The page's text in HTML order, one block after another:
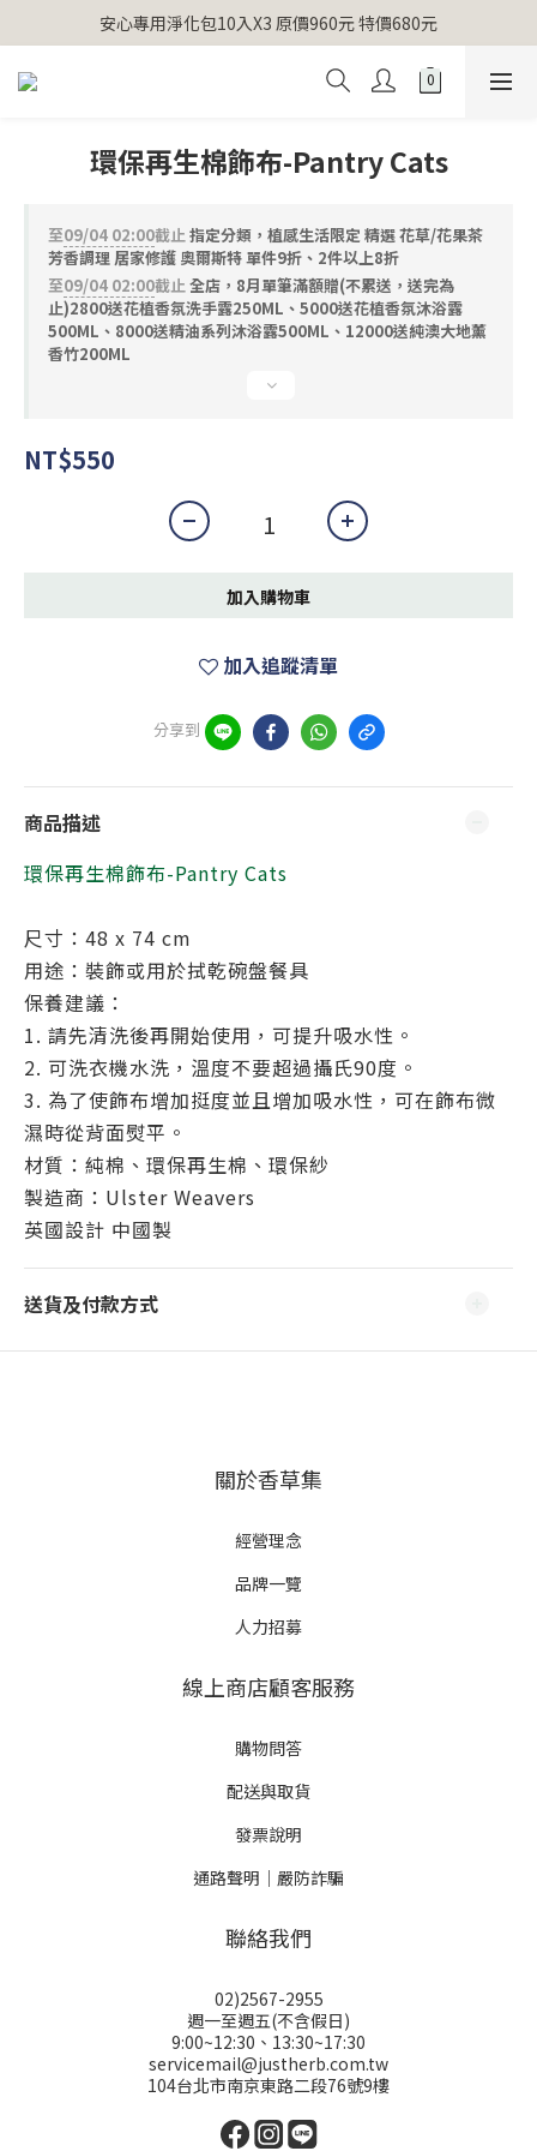
【官網獨家】首次消費 不限金額 即送 香遇熊超人行李吊牌
安心專用淨化包10入X3 原價960元 特價680元
氣場淨化全系列 66折起
環保再生棉飾布-Pantry Cats
至09/04 02:00截止指定分類，植感生活限定 精選 花草/花果茶
芳香調理 居家修護 奧爾斯特 單件9折、2件以上8折
至09/04 02:00截止全店，8月單筆滿額贈(不累送，送完為
止)2800送花植香氛洗手露250ML、5000送花植香氛沐浴露
500ML、8000送精油系列沐浴露500ML、12000送純澳大地薰
香竹200ML
NT$550
加入購物車
加入追蹤清單
分享到
商品描述
環保再生棉飾布-Pantry Cats
尺寸：48 x 74 cm
用途：裝飾或用於拭乾碗盤餐具
保養建議：
1. 請先清洗後再開始使用，可提升吸水性。
2. 可洗衣機水洗，溫度不要超過攝氏90度。
3. 為了使飾布增加挺度並且增加吸水性，可在飾布微
濕時從背面熨平。
材質：純棉、環保再生棉、環保紗
製造商：Ulster Weavers
英國設計 中國製
送貨及付款方式
關於香草集
經營理念
品牌一覽
人力招募
線上商店顧客服務
購物問答
配送與取貨
發票說明
通路聲明｜嚴防詐騙
聯絡我們
02)2567-2955
週一至週五(不含假日)
9:00~12:30、13:30~17:30
servicemail@justherb.com.tw
104台北市南京東路二段76號9樓